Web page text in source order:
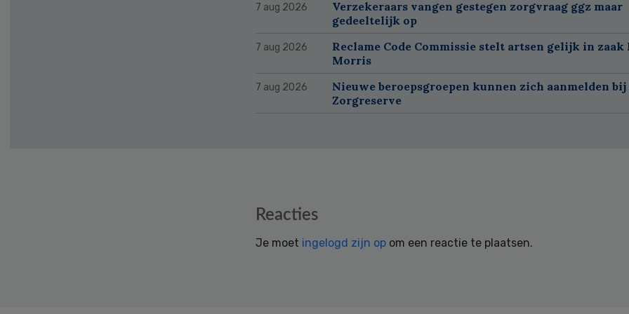
7 aug 2026
Verzekeraars vangen gestegen zorgvraag ggz maar
gedeeltelijk op
7 aug 2026
Reclame Code Commissie stelt artsen gelijk in
Morris
7 aug 2026
Nieuwe beroepsgroepen kunnen zich aanmelden
Zorgreserve
Reacties
Je moet ingelogd zijn op om een reactie te plaatsen.